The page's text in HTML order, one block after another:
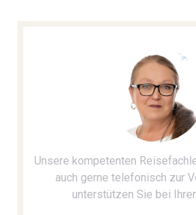
Unsere kompetenten
auch gerne telefonisch zur
unterstützen Sie bei